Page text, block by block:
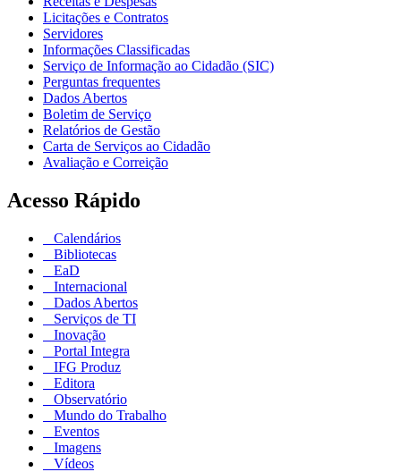
Licitações e Contratos
Servidores
Informações Classificadas
Serviço de Informação ao Cidadão (SIC)
Perguntas frequentes
Dados Abertos
Boletim de Serviço
Relatórios de Gestão
Carta de Serviços ao Cidadão
Avaliação e Correição
Acesso Rápido
Calendários
Bibliotecas
EaD
Internacional
Dados Abertos
Serviços de TI
Inovação
Portal Integra
IFG Produz
Editora
Observatório
Mundo do Trabalho
Eventos
Imagens
Vídeos